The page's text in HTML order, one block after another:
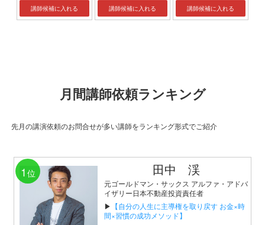
講師候補に入れる 講師候補に入れる 講師候補に入れる
月間講師依頼ランキング
先月の講演依頼のお問合せが多い講師をランキング形式でご紹介
1 位 田中 渓
元ゴールドマン・サックス アルファ・アドバ
イザリー日本不動産投資責任者
▶ 【自分の人生に主導権を取り戻す お金×時
間×習慣の成功メソッド】